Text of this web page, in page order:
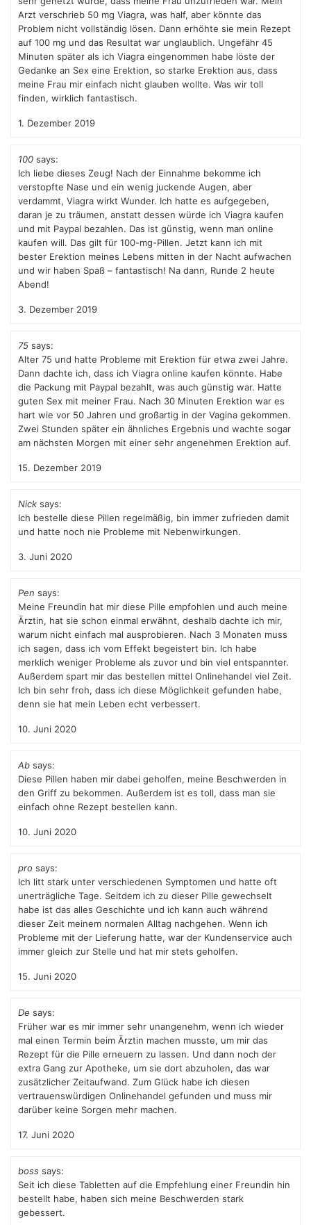
Arzt verschrieb 50 mg Viagra, was half, aber könnte das
Problem nicht vollständig lösen. Dann erhöhte sie mein Rezept
auf 100 mg und das Resultat war unglaublich. Ungefähr 45
Minuten später als ich Viagra eingenommen habe löste der
Gedanke an Sex eine Erektion, so starke Erektion aus, dass
meine Frau mir einfach nicht glauben wollte. Was wir toll
finden, wirklich fantastisch.
1. Dezember 2019
100 says:
Ich liebe dieses Zeug! Nach der Einnahme bekomme ich
verstopfte Nase und ein wenig juckende Augen, aber
verdammt, Viagra wirkt Wunder. Ich hatte es aufgegeben,
daran je zu träumen, anstatt dessen würde ich Viagra kaufen
und mit Paypal bezahlen. Das ist günstig, wenn man online
kaufen will. Das gilt für 100-mg-Pillen. Jetzt kann ich mit
bester Erektion meines Lebens mitten in der Nacht aufwachen
und wir haben Spaß – fantastisch! Na dann, Runde 2 heute
Abend!
3. Dezember 2019
75 says:
Alter 75 und hatte Probleme mit Erektion für etwa zwei Jahre.
Dann dachte ich, dass ich Viagra online kaufen könnte. Habe
die Packung mit Paypal bezahlt, was auch günstig war. Hatte
guten Sex mit meiner Frau. Nach 30 Minuten Erektion war es
hart wie vor 50 Jahren und großartig in der Vagina gekommen.
Zwei Stunden später ein ähnliches Ergebnis und wachte sogar
am nächsten Morgen mit einer sehr angenehmen Erektion auf.
15. Dezember 2019
Nick says:
Ich bestelle diese Pillen regelmäßig, bin immer zufrieden damit
und hatte noch nie Probleme mit Nebenwirkungen.
3. Juni 2020
Pen says:
Meine Freundin hat mir diese Pille empfohlen und auch meine
Ärztin, hat sie schon einmal erwähnt, deshalb dachte ich mir,
warum nicht einfach mal ausprobieren. Nach 3 Monaten muss
ich sagen, dass ich vom Effekt begeistert bin. Ich habe
merklich weniger Probleme als zuvor und bin viel entspannter.
Außerdem spart mir das bestellen mittel Onlinehandel viel Zeit.
Ich bin sehr froh, dass ich diese Möglichkeit gefunden habe,
denn sie hat mein Leben echt verbessert.
10. Juni 2020
Ab says:
Diese Pillen haben mir dabei geholfen, meine Beschwerden in
den Griff zu bekommen. Außerdem ist es toll, dass man sie
einfach ohne Rezept bestellen kann.
10. Juni 2020
pro says:
Ich litt stark unter verschiedenen Symptomen und hatte oft
unerträgliche Tage. Seitdem ich zu dieser Pille gewechselt
habe ist das alles Geschichte und ich kann auch während
dieser Zeit meinem normalen Alltag nachgehen. Wenn ich
Probleme mit der Lieferung hatte, war der Kundenservice auch
immer gleich zur Stelle und hat mir stets geholfen.
15. Juni 2020
De says:
Früher war es mir immer sehr unangenehm, wenn ich wieder
mal einen Termin beim Ärztin machen musste, um mir das
Rezept für die Pille erneuern zu lassen. Und dann noch der
extra Gang zur Apotheke, um sie dort abzuholen, das war
zusätzlicher Zeitaufwand. Zum Glück habe ich diesen
vertrauenswürdigen Onlinehandel gefunden und muss mir
darüber keine Sorgen mehr machen.
17. Juni 2020
boss says:
Seit ich diese Tabletten auf die Empfehlung einer Freundin hin
bestellt habe, haben sich meine Beschwerden stark
gebessert.